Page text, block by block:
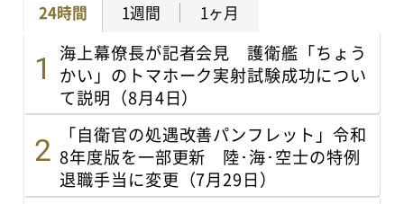
24時間 1週間 1ヶ月
海上幕僚長が記者会見 護衛艦「ちょう
かい」のトマホーク実射試験成功につい
て説明（8月4日）
「自衛官の処遇改善パンフレット」令和
8年度版を一部更新 陸･海･空士の特例
退職手当に変更（7月29日）